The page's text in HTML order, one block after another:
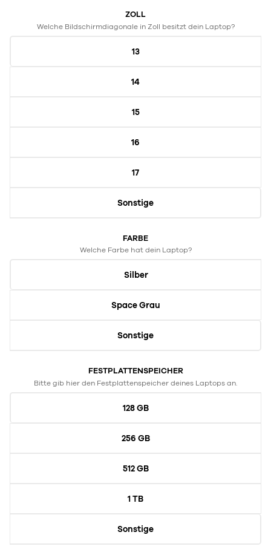
ZOLL
Welche Bildschirmdiagonale in Zoll besitzt dein Laptop?
13
14
15
16
17
Sonstige
FARBE
Welche Farbe hat dein Laptop?
Silber
Space Grau
Sonstige
FESTPLATTENSPEICHER
Bitte gib hier den Festplattenspeicher deines Laptops an.
128 GB
256 GB
512 GB
1 TB
Sonstige